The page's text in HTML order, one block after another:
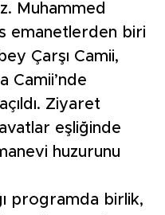
Muhammed
emanetlerden biri
Çarşı Camii,
Camii’nde
Ziyaret
eşliğinde
huzurunu
programda birlik,